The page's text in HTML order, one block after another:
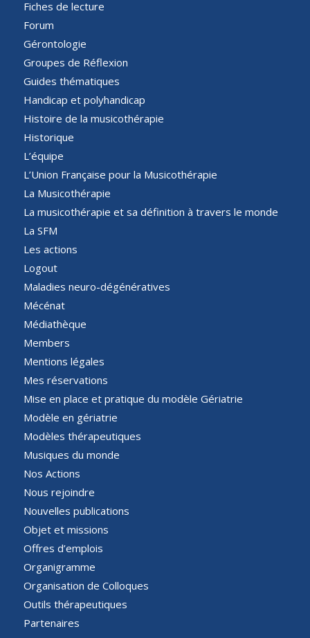
Fiches de lecture
Forum
Gérontologie
Groupes de Réflexion
Guides thématiques
Handicap et polyhandicap
Histoire de la musicothérapie
Historique
L’équipe
L’Union Française pour la Musicothérapie
La Musicothérapie
La musicothérapie et sa définition à travers le monde
La SFM
Les actions
Logout
Maladies neuro-dégénératives
Mécénat
Médiathèque
Members
Mentions légales
Mes réservations
Mise en place et pratique du modèle Gériatrie
Modèle en gériatrie
Modèles thérapeutiques
Musiques du monde
Nos Actions
Nous rejoindre
Nouvelles publications
Objet et missions
Offres d’emplois
Organigramme
Organisation de Colloques
Outils thérapeutiques
Partenaires